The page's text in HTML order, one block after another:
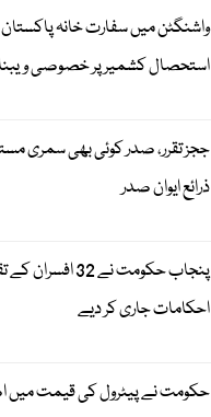
واشنگٹن میں سفارت خانہ
استحصال کشمیر پر خصوصی ویبنار
ججز تقرر، صدر کوئی بھی سمری
ذرائع ایوان صدر
پنجاب حکومت نے 32
احکامات جاری کر دیے
حکومت نے پیٹرول کی قیمت میں